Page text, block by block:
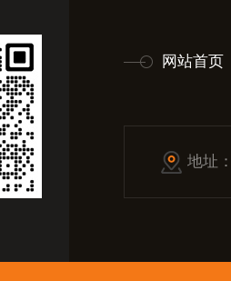
网站首页
地址